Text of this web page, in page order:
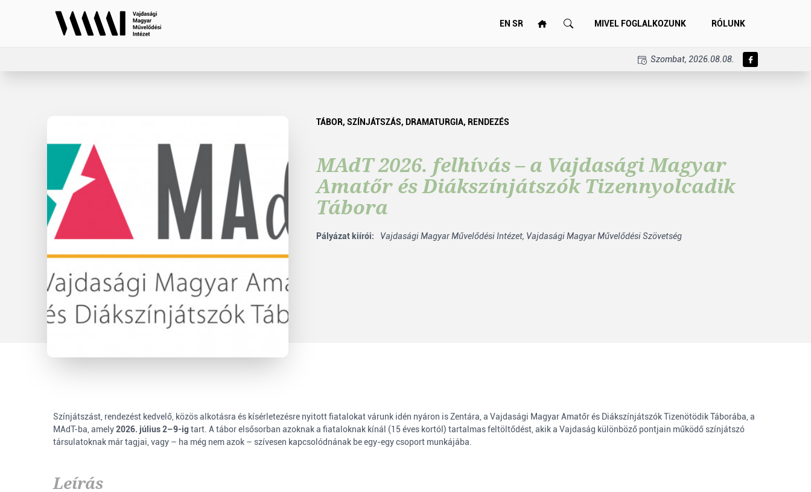
EN SR MIVEL FOGLALKOZUNK RÓLUNK
Szombat, 2026.08.08.
TÁBOR, SZÍNJÁTSZÁS, DRAMATURGIA, RENDEZÉS
MAdT 2026. felhívás – a Vajdasági Magyar
Amatőr és Diákszínjátszók Tizennyolcadik
Tábora
Pályázat kiírói: Vajdasági Magyar Művelődési Intézet, Vajdasági Magyar Művelődési Szövetség
Színjátszást, rendezést kedvelő, közös alkotásra és kísérletezésre nyitott fiatalokat várunk idén nyáron is Zentára, a Vajdasági Magyar Amatőr és Diákszínjátszók Tizenötödik Táborába, a
MAdT-ba, amely2026. július 2–9-igtart. A tábor elsősorban azoknak a fiataloknak kínál (15 éves kortól) tartalmas feltöltődést, akik a Vajdaság különböző pontjain működő színjátszó
társulatoknak már tagjai, vagy – ha még nem azok – szívesen kapcsolódnának be egy-egy csoport munkájába.
Leírás